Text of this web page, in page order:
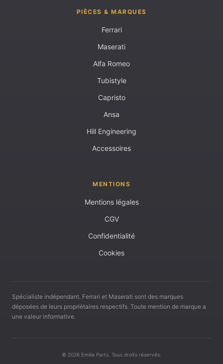
PIÈCES & MARQUES
Ferrari
Maserati
Alfa Romeo
Tubistyle
Capristo
Ansa
Hill Engineering
Accessoires
MENTIONS
Mentions légales
CGV
Confidentialité
Cookies
Spécialiste indépendant. Ferrari et Maserati sont des marques
déposées de leurs propriétaires respectifs. Toute mention de marque a
une valeur informative.
© 2026 Emilia Parts. Tous droits réservés.